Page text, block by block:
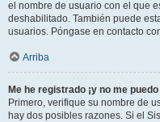
el nombre de usuario con el que
deshabilitado. También puede
usuarios. Póngase en contacto
Arriba
Me he registrado ¡y no me
Primero, verifique su nombre de
hay dos posibles razones. Si el